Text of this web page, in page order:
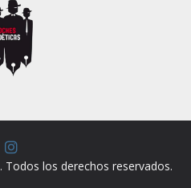
. Todos los derechos reservados.